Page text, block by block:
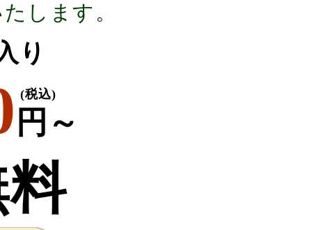
します。
り
円～
(税込)